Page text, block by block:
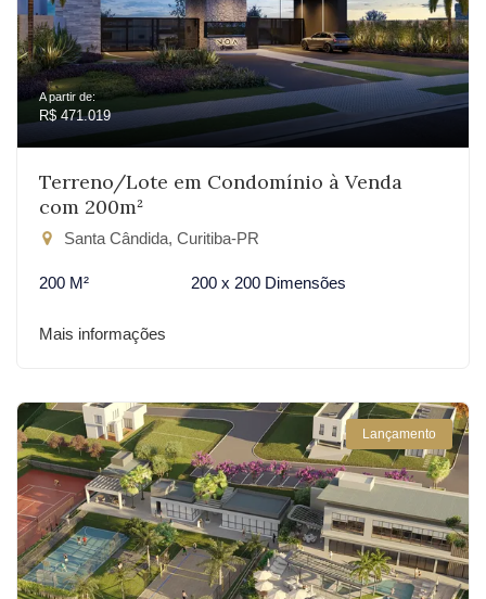
A partir de:
R$ 471.019
Terreno/Lote em Condomínio à Venda
com 200m²
Santa Cândida, Curitiba-PR
200 M² 200 x 200 Dimensões
Mais informações
Lançamento